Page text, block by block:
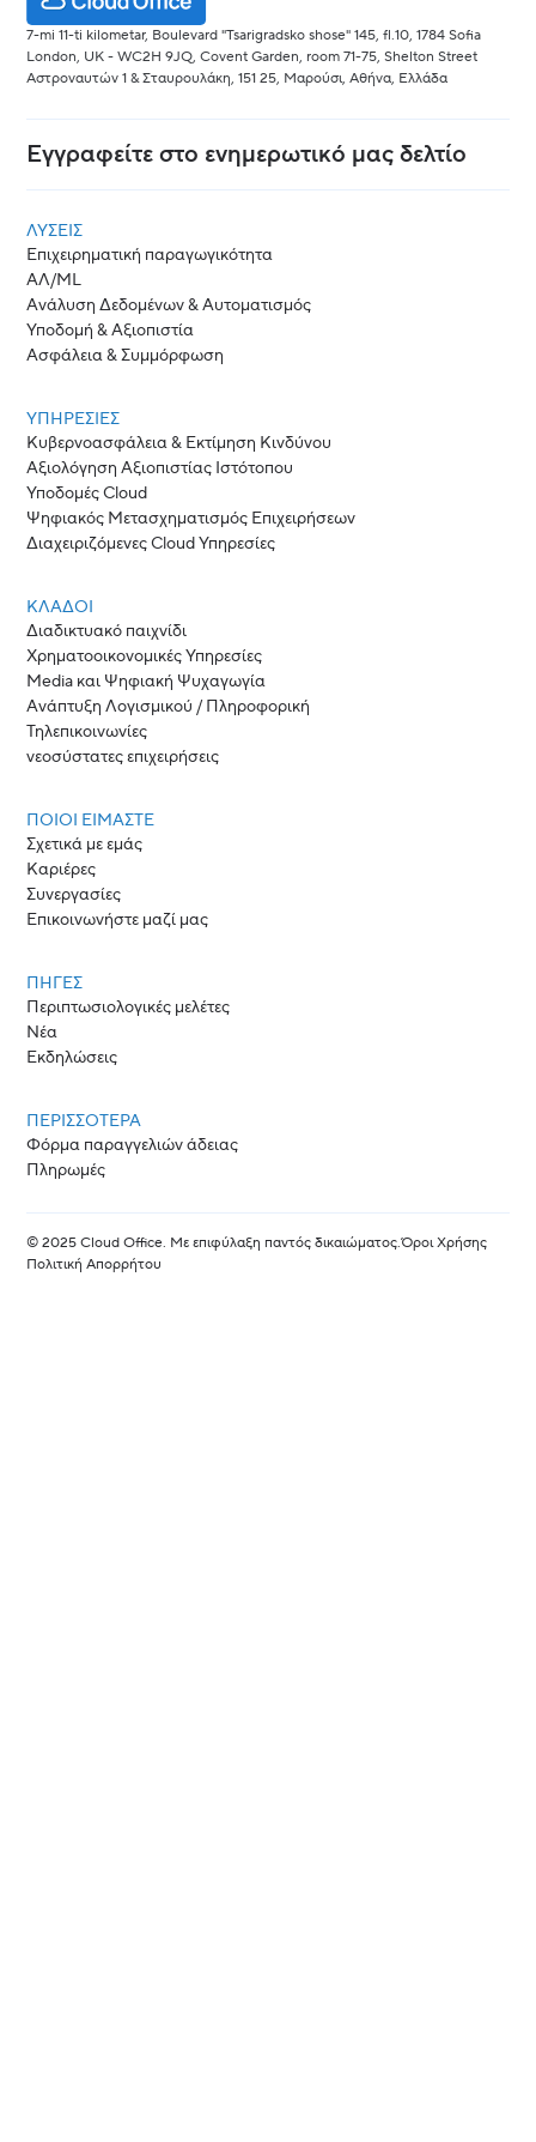
7-mi 11-ti kilometar, Boulevard "Tsarigradsko shose" 145, fl.10, 1784 Sofia
London, UK - WC2H 9JQ, Covent Garden, room 71-75, Shelton Street
Αστροναυτών 1 & Σταυρουλάκη, 151 25, Μαρούσι, Αθήνα, Ελλάδα
Εγγραφείτε στο ενημερωτικό μας δελτίο
ΛΎΣΕΙΣ
Επιχειρηματική παραγωγικότητα
ΑΛ/ML
Ανάλυση Δεδομένων & Αυτοματισμός
Υποδομή & Αξιοπιστία
Ασφάλεια & Συμμόρφωση
ΥΠΗΡΕΣΙΕΣ
Κυβερνοασφάλεια & Εκτίμηση Κινδύνου
Αξιολόγηση Αξιοπιστίας Ιστότοπου
Υποδομές Cloud
Ψηφιακός Μετασχηματισμός Επιχειρήσεων
Διαχειριζόμενες Cloud Υπηρεσίες
ΚΛΆΔΟΙ
Διαδικτυακό παιχνίδι
Χρηματοοικονομικές Υπηρεσίες
Media και Ψηφιακή Ψυχαγωγία
Ανάπτυξη Λογισμικού / Πληροφορική
Τηλεπικοινωνίες
νεοσύστατες επιχειρήσεις
ΠΟΙΟΙ ΕΊΜΑΣΤΕ
Σχετικά με εμάς
Καριέρες
Συνεργασίες
Επικοινωνήστε μαζί μας
ΠΗΓΈΣ
Περιπτωσιολογικές μελέτες
Νέα
Εκδηλώσεις
ΠΕΡΙΣΣΟΤΕΡΑ
Φόρμα παραγγελιών άδειας
Πληρωμές
© 2025 Cloud Office. Με επιφύλαξη παντός δικαιώματος.Όροι Χρήσης
Πολιτική Απορρήτου